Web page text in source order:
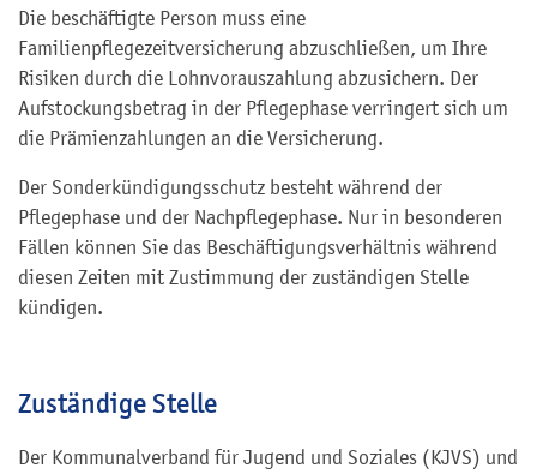
Die beschäftigte Person muss eine
Familienpflegezeitversicherung abzuschließen, um Ihre
Risiken durch die Lohnvorauszahlung abzusichern. Der
Aufstockungsbetrag in der Pflegephase verringert sich um
die Prämienzahlungen an die Versicherung.
Der Sonderkündigungsschutz besteht während der
Pflegephase und der Nachpflegephase. Nur in besonderen
Fällen können Sie das Beschäftigungsverhältnis während
diesen Zeiten mit Zustimmung der zuständigen Stelle
kündigen.
Zuständige Stelle
Der Kommunalverband für Jugend und Soziales (KJVS) und